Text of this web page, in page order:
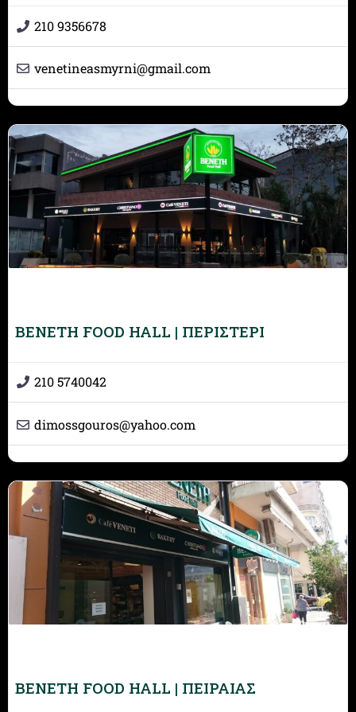
210 9356678
venetineasmyrni@gmail.com
BENETH FOOD HALL | ΠΕΡΙΣΤΕΡΙ
210 5740042
dimossgouros@yahoo.com
BENETH FOOD HALL | ΠΕΙΡΑΙΑΣ